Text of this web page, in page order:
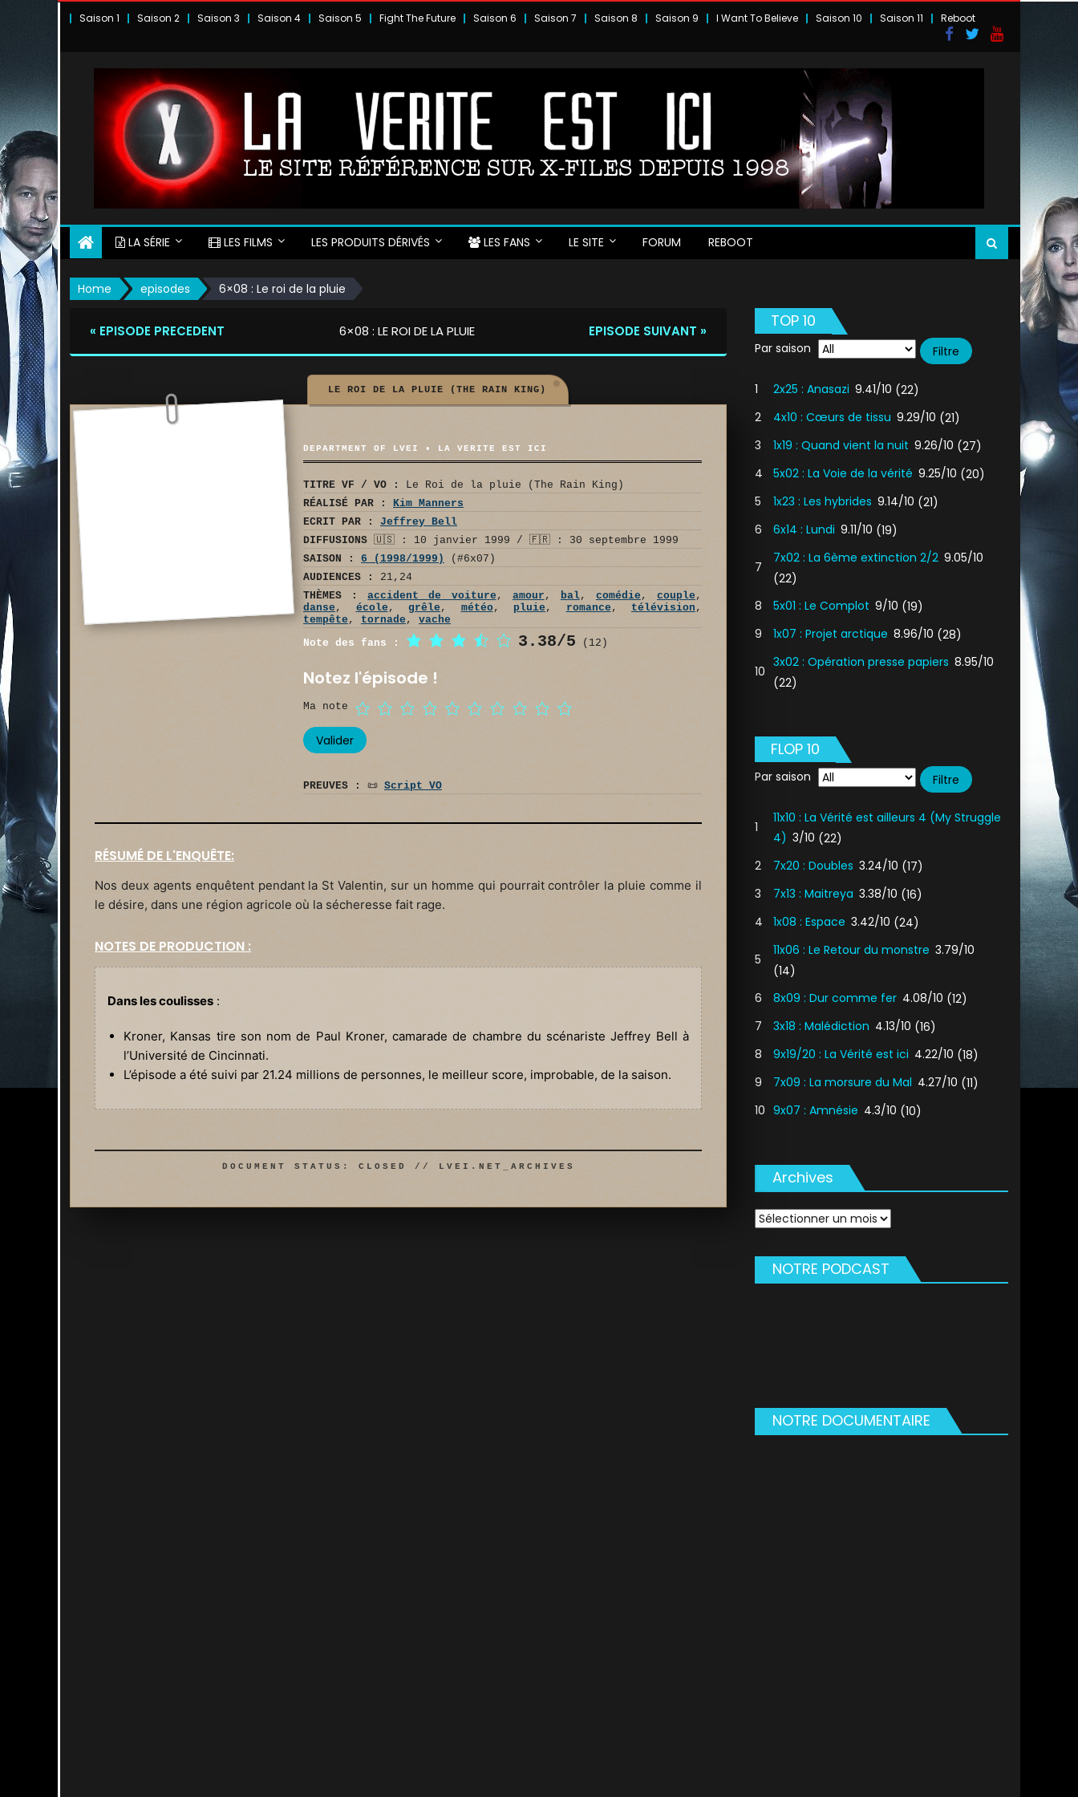
Saison 1 Saison 2 Saison 3 Saison 4 Saison 5 Fight The Future Saison 6 Saison 7 Saison 8 Saison 9 I Want To Believe Saison 10 Saison 11 Reboot
LA SÉRIE LES FILMS LES PRODUITS DÉRIVÉS LES FANS LE SITE FORUM REBOOT
Home episodes 6×08 : Le roi de la pluie
« EPISODE PRECEDENT 6×08 : LE ROI DE LA PLUIE EPISODE SUIVANT »
LE ROI DE LA PLUIE (THE RAIN KING)
DEPARTMENT OF LVEI • LA VERITE EST ICI
TITRE VF / VO :
Le Roi de la pluie (The Rain King)
RÉALISÉ PAR :
Kim Manners
ECRIT PAR :
Jeffrey Bell
DIFFUSIONS 🇺🇸 : 10 janvier 1999 / 🇫🇷 : 30 septembre 1999
SAISON :
6 (1998/1999)
(#6x07)
AUDIENCES :
21,24
THÈMES :
accident de voiture , amour , bal, comédie , couple ,
danse , école , grêle , météo, pluie , romance , télévision ,
tempête , tornade , vache
Note des fans :
3.38/5 (12)
Notez l'épisode !
Ma note
PREUVES : 📜 Script VO
RÉSUMÉ DE L'ENQUÊTE:
Nos deux agents enquêtent pendant la St Valentin, sur un homme qui pourrait contrôler la pluie comme il
le désire, dans une région agricole où la sécheresse fait rage.
NOTES DE PRODUCTION :
Dans les coulisses :
Kroner, Kansas tire son nom de Paul Kroner, camarade de chambre du scénariste Jeffrey Bell à
l’Université de Cincinnati.
L’épisode a été suivi par 21.24 millions de personnes, le meilleur score, improbable, de la saison.
DOCUMENT STATUS: CLOSED // LVEI.NET_ARCHIVES
TOP 10
Par saison
1 2x25 : Anasazi 9.41/10 (22)
2
4x10 : Cœurs de tissu 9.29/10 (21)
3
1x19 : Quand vient la nuit 9.26/10 (27)
4
5x02 : La Voie de la vérité 9.25/10 (20)
5
1x23 : Les hybrides 9.14/10 (21)
6
6x14 : Lundi 9.11/10 (19)
7
7x02 : La 6ème extinction 2/2 9.05/10
(22)
8
5x01 : Le Complot 9/10 (19)
9
1x07 : Projet arctique 8.96/10 (28)
10
3x02 : Opération presse papiers 8.95/10
(22)
FLOP 10
Par saison
1
11x10 : La Vérité est ailleurs 4 (My Struggle
4) 3/10 (22)
2
7x20 : Doubles 3.24/10 (17)
3
7x13 : Maitreya 3.38/10 (16)
4
1x08 : Espace 3.42/10 (24)
5
11x06 : Le Retour du monstre 3.79/10
(14)
6
8x09 : Dur comme fer 4.08/10 (12)
7
3x18 : Malédiction 4.13/10 (16)
8
9x19/20 : La Vérité est ici 4.22/10 (18)
9
7x09 : La morsure du Mal 4.27/10 (11)
10 9x07 : Amnésie 4.3/10 (10)
Archives
Archives
NOTRE PODCAST
NOTRE DOCUMENTAIRE